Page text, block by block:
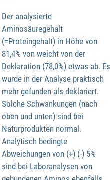
Der analysierte
Aminosäuregehalt
(=Proteingehalt) in Höhe von
81,4% von weicht von der
Deklaration (78,0%) etwas ab. Es
wurde in der Analyse praktisch
mehr gefunden als deklariert.
Solche Schwankungen (nach
oben und unten) sind bei
Naturprodukten normal.
Analytisch bedingte
Abweichungen von (+) (-) 5%
sind bei Laboranalysen von